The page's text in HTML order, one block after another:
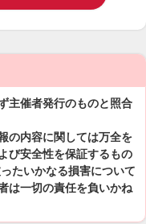
主催者発行のものと照合
の内容に関しては万全を
び安全性を保証するもの
たいかなる損害について
は一切の責任を負いかね